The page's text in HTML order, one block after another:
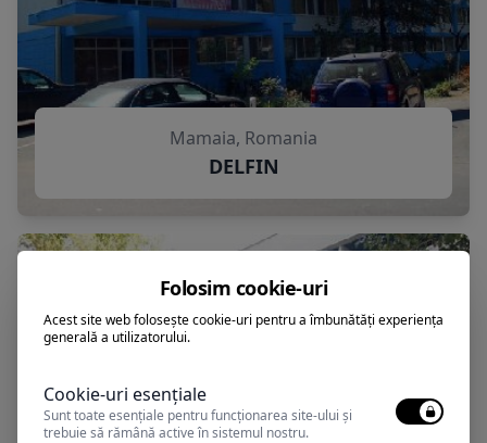
Mamaia, Romania
DELFIN
Folosim cookie-uri
Acest site web folosește cookie-uri pentru a îmbunătăți experiența
generală a utilizatorului.
Cookie-uri esențiale
Sunt toate esențiale pentru funcționarea site-ului și
trebuie să rămână active în sistemul nostru.